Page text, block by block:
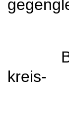
kreis-